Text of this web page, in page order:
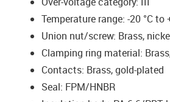
Temperature range: -20 °C to
Union nut/screw: Brass,
Clamping ring material:
Contacts: Brass, gold-plated
Seal: FPM/HNBR